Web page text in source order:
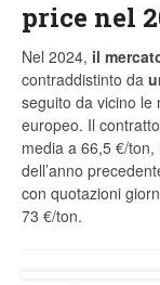
price nel
Nel 2024, il
contraddistinto da
seguito da vicino le
europeo. Il
media a 66,5 €/
dell’anno
con quotazioni
73 €/ton.